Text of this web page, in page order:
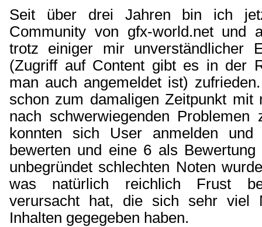
Seit über drei Jahren bin ich
Community von gfx-world.net und
trotz einiger mir unverständlicher
(Zugriff auf Content gibt es in der
man auch angemeldet ist)
schon zum damaligen Zeitpunkt mit
nach schwerwiegenden Problemen
konnten sich User anmelden und
bewerten und eine 6 als Bewertung
unbegründet schlechten Noten
was natürlich reichlich Frust
verursacht hat, die sich sehr viel
Inhalten gegegeben haben.